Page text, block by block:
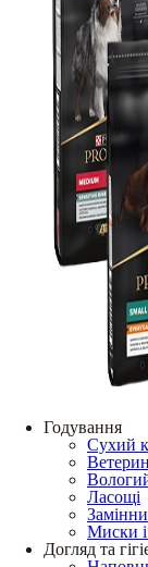
Годування
Сухий
Ласощі
Миски
Догляд та